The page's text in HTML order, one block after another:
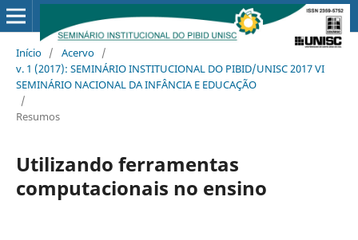
Início / Acervo /
v. 1 (2017): SEMINÁRIO INSTITUCIONAL DO PIBID/UNISC 2017 VI
SEMINÁRIO NACIONAL DA INFÂNCIA E EDUCAÇÃO
/
Resumos
Utilizando ferramentas
computacionais no ensino